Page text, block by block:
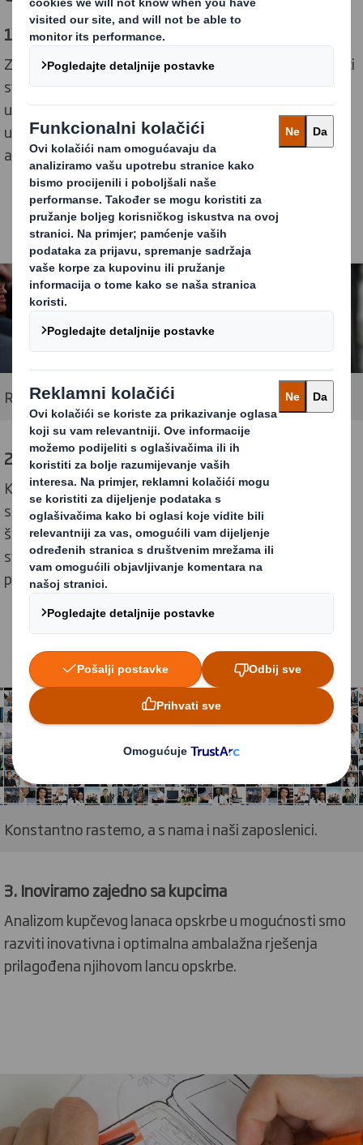
1. Ljudi čine razliku
Zahvaljujući našoj organizacijskoj strukturi, zaposlenici
svojim svakodnevnim trudom daju izravan doprinos
uspjehu kompanije. Zajedno s ostalim zaposlenicima,
unesite svoje ideje i doprinesite proizvodnji održivih
ambalažnih rješenja za svijet koji se mijenja.
Rad u poticajnom okruženju
2. Naš kontinuirani rast
Kako bismo udvostručili svoju veličinu i profitabilnost,
surađujemo s nekim od najvećih svjetskih brendova i,
što je jednako važno, s tisućama manjih kupaca kojima
svakodnevno pomažemo da budu uspješniji sa svojim
proizvodima.
Konstantno rastemo, a s nama i naši zaposlenici.
3. Inoviramo zajedno sa kupcima
Analizom kupčevog lanaca opskrbe u mogućnosti smo
razviti inovativna i optimalna ambalažna rješenja
prilagođena njihovom lancu opskrbe.